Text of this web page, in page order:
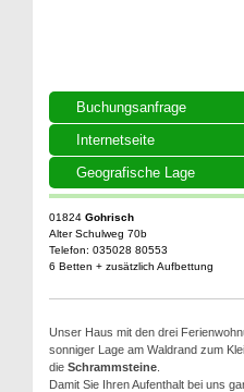
Buchungsanfrage
Internetseite
Geografische Lage
01824 Gohrisch
Alter Schulweg 70b
Telefon: 035028 80553
6 Betten + zusätzlich Aufbettung
Unser Haus mit den drei
sonniger Lage am Waldrand zum
die Schrammsteine
Damit Sie Ihren Aufenthalt bei uns